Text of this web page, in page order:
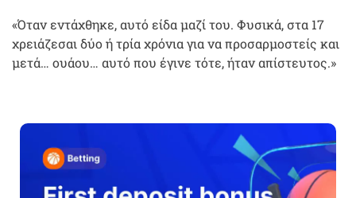
«Όταν εντάχθηκε, αυτό είδα μαζί του. Φυσικά, στα 17
χρειάζεσαι δύο ή τρία χρόνια για να προσαρμοστείς και
μετά… ουάου… αυτό που έγινε τότε, ήταν απίστευτος.»